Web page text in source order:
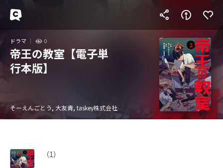
ドラマ 0
帝王の教室【電子単
行本版】
そーえんごとう, 大友青, taskey株式会社
（1）